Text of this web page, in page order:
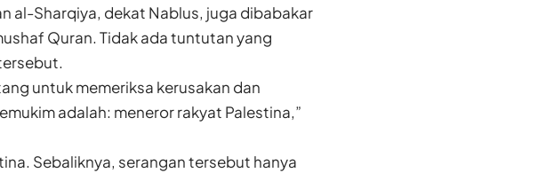
al-Sharqiya, dekat Nablus, juga dibabakar
Quran. Tidak ada tuntutan yang
untuk memeriksa kerusakan dan
adalah: meneror rakyat Palestina,”
Sebaliknya, serangan tersebut hanya